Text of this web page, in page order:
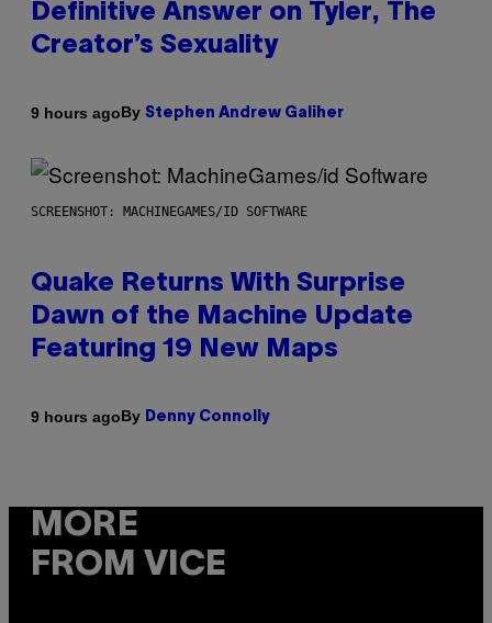
Definitive Answer on Tyler, The
Creator’s Sexuality
9 hours agoBy Stephen Andrew Galiher
SCREENSHOT: MACHINEGAMES/ID SOFTWARE
Quake Returns With Surprise
Dawn of the Machine Update
Featuring 19 New Maps
9 hours agoBy Denny Connolly
MORE
FROM VICE